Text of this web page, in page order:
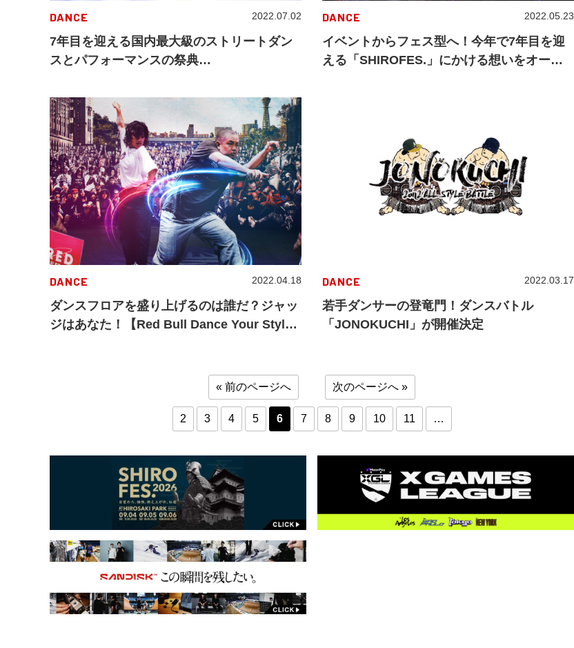
DANCE
7年目を迎える国内最大級のストリートダン
スとパフォーマンスの祭典
2022.07.02 DANCE
イベントからフェス型へ！今年で7年目を迎
える「SHIROFES.」にかける想いをオーガ
2022.05.23
DANCE
ダンスフロアを盛り上げるのは誰だ？ジャッ
ジはあなた！【Red Bull Dance Your Style
2022.04.18 DANCE
若手ダンサーの登竜門！ダンスバトル
「JONOKUCHI」が開催決定
2022.03.17
« 前のページへ
2 3 4 5 6 7 8 9 10 11 …
次のページへ »